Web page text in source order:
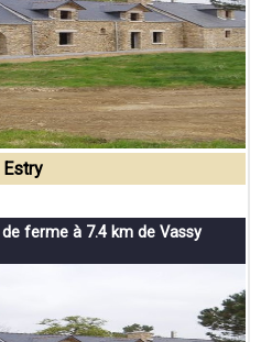
Estry
ferme à 7.4 km de Vassy